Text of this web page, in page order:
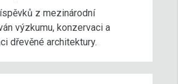
z mezinárodní
výzkumu, konzervaci a
dřevěné architektury.